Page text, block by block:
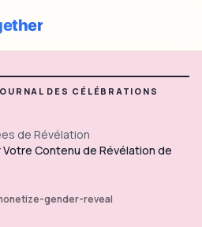
DES CÉLÉBRATIONS
de Révélation
Contenu de Révélation de
gender-reveal